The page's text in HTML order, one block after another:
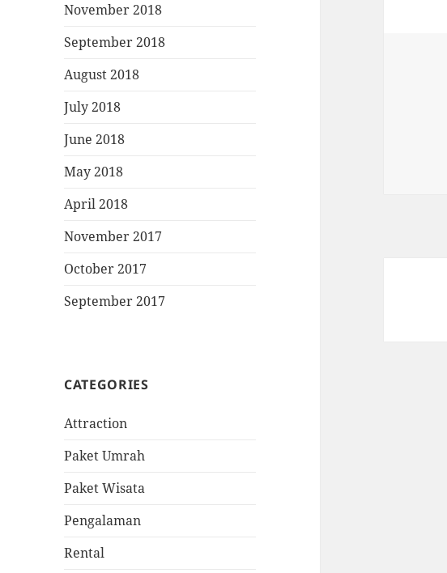
November 2018
September 2018
August 2018
July 2018
June 2018
May 2018
April 2018
November 2017
October 2017
September 2017
CATEGORIES
Attraction
Paket Umrah
Paket Wisata
Pengalaman
Rental